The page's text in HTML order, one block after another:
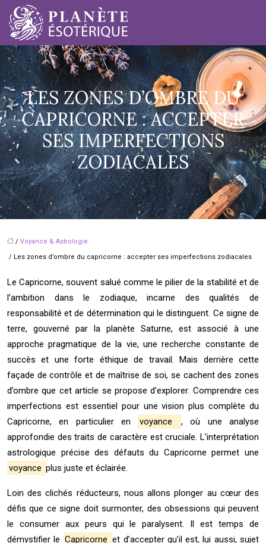
LES ZONES D’OMBRE DU
CAPRICORNE : ACCEPTER
SES IMPERFECTIONS
ZODIACALES
/ Voyance & Astrologie
/ Les zones d’ombre du capricorne : accepter ses imperfections zodiacales
Le Capricorne, souvent salué comme le pilier de la stabilité et de
l’ambition dans le zodiaque, incarne des qualités de
responsabilité et de détermination qui le distinguent. Ce signe de
terre, gouverné par la planète Saturne, est associé à une
approche pragmatique de la vie, une recherche constante de
succès et une forte éthique de travail. Mais derrière cette
façade de contrôle et de maîtrise de soi, se cachent des zones
d’ombre que cet article se propose d’explorer. Comprendre ces
imperfections est essentiel pour une vision plus complète du
Capricorne, en particulier en
voyance
, où une analyse
approfondie des traits de caractère est cruciale. L’interprétation
astrologique précise des défauts du Capricorne permet une
voyance plus juste et éclairée.
Loin des clichés réducteurs, nous allons plonger au cœur des
défis que ce signe doit surmonter, des obsessions qui peuvent
le consumer aux peurs qui le paralysent. Il est temps de
démystifier le Capricorne et d’accepter qu’il est, lui aussi, sujet